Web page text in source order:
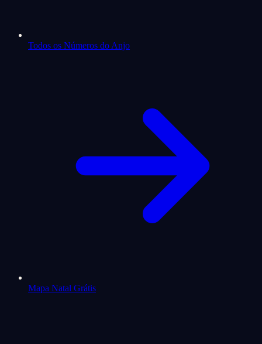
Todos os Números do Anjo
Mapa Natal Grátis